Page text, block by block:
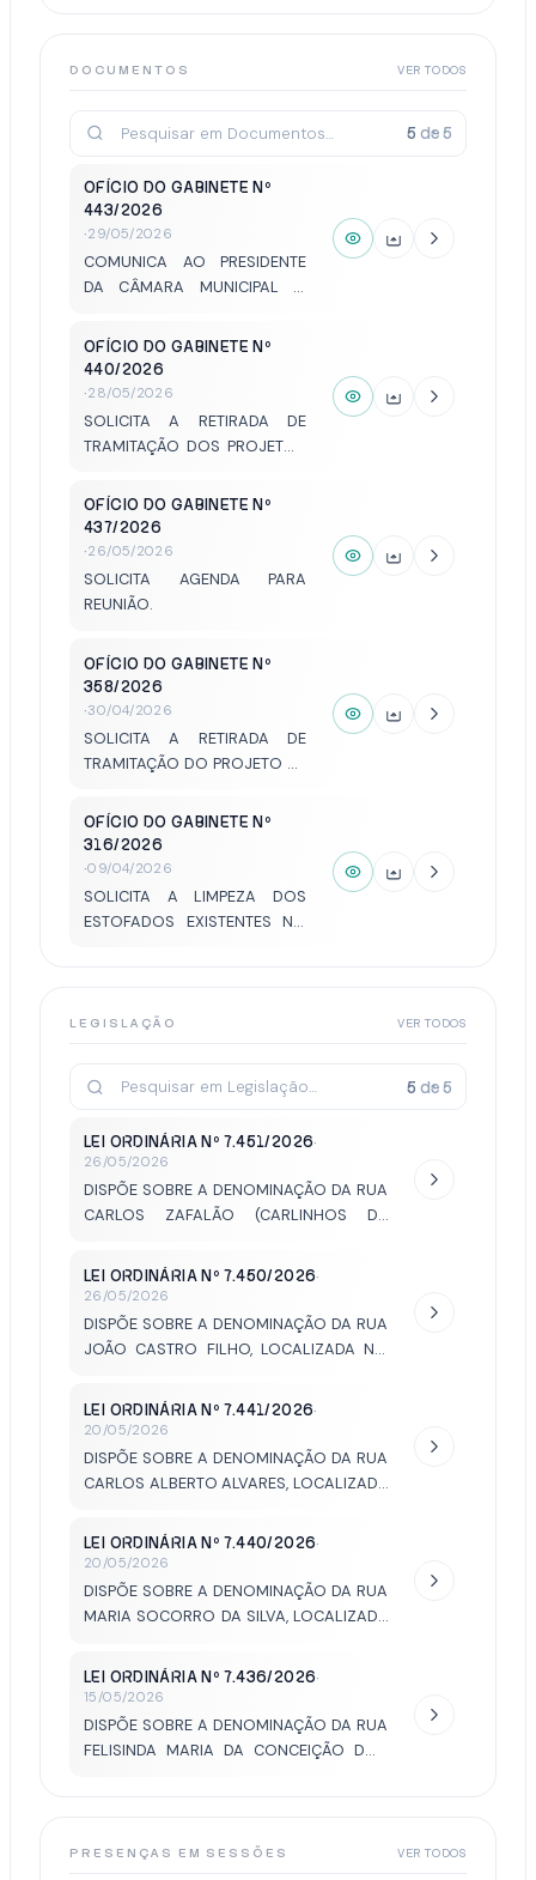
REDE PÚBLICA.
DOCUMENTOS VER TODOS
5 de5
OFÍCIO DO GABINETE Nº
443/2026
·29/05/2026
COMUNICA AO PRESIDENTE
DA CÂMARA MUNICIPAL O
VEREADOR PARA TRATAR DE
INTERESSE PARTICULAR,
CONFORME ART. 86, INCISO III,
DO REGIMENTO INTERNO E
ART. 31, INCISO III, DA LEI
OFÍCIO DO GABINETE Nº
440/2026
·28/05/2026
SOLICITA A RETIRADA DE
TRAMITAÇÃO DOS PROJETOS
OFÍCIO DO GABINETE Nº
437/2026
·26/05/2026
SOLICITA AGENDA PARA
REUNIÃO.
OFÍCIO DO GABINETE Nº
358/2026
·30/04/2026
SOLICITA A RETIRADA DE
TRAMITAÇÃO DO PROJETO DE
OFÍCIO DO GABINETE Nº
316/2026
·09/04/2026
SOLICITA A LIMPEZA DOS
ESTOFADOS EXISTENTES NO
LEGISLAÇÃO VER TODOS
5 de5
LEI ORDINÁRIA Nº 7.451/2026·
26/05/2026
DISPÕE SOBRE A DENOMINAÇÃO DA RUA
CARLOS ZAFALÃO (CARLINHOS DA
PARQUE ESPLANADA.
LEI ORDINÁRIA Nº 7.450/2026·
26/05/2026
DISPÕE SOBRE A DENOMINAÇÃO DA RUA
JOÃO CASTRO FILHO, LOCALIZADA NO
SELLER.
LEI ORDINÁRIA Nº 7.441/2026·
20/05/2026
DISPÕE SOBRE A DENOMINAÇÃO DA RUA
CARLOS ALBERTO ALVARES, LOCALIZADA
LEI ORDINÁRIA Nº 7.440/2026·
20/05/2026
DISPÕE SOBRE A DENOMINAÇÃO DA RUA
MARIA SOCORRO DA SILVA, LOCALIZADA
SELLER.
LEI ORDINÁRIA Nº 7.436/2026·
15/05/2026
DISPÕE SOBRE A DENOMINAÇÃO DA RUA
FELISINDA MARIA DA CONCEIÇÃO DOS
PRESENÇAS EM SESSÕES VER TODOS